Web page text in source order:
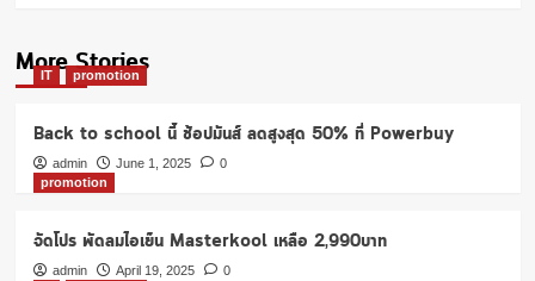
More Stories
IT promotion
Back to school นี้ ช้อปมันส์ ลดสูงสุด 50% ที่ Powerbuy
admin June 1, 2025
0
promotion
จัดโปร พัดลมไอเย็น Masterkool เหลือ 2,990บาท
admin April 19, 2025
0